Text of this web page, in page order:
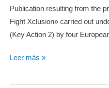
Publication resulting from the
Fight Xclusion» carried out
(Key Action 2) by four
PHOTOFX
Photos
Leer más »